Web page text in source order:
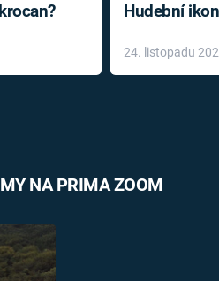
Hudební
léky
24. listopadu
NA PRIMA ZOOM